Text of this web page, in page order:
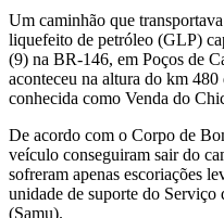
Um caminhão que
liquefeito de petróleo (GLP)
(9) na BR-146, em Poços de
aconteceu na altura do km
conhecida como Venda do
De acordo com o Corpo de
veículo conseguiram sair do
sofreram apenas escoriações
unidade de suporte do
(Samu).